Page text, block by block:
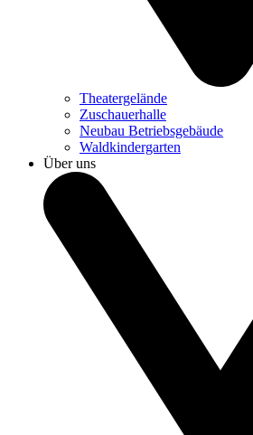
Theatergelände
Zuschauerhalle
Neubau Betriebsgebäude
Waldkindergarten
Über uns